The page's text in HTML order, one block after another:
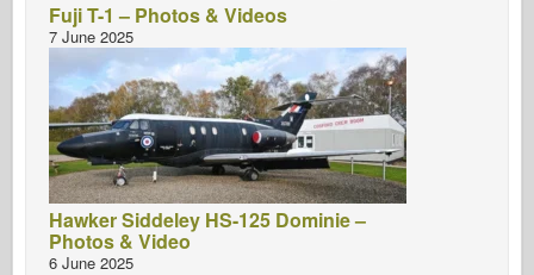
Fuji T-1 – Photos & Videos
7 June 2025
Hawker Siddeley HS-125 Dominie –
Photos & Video
6 June 2025